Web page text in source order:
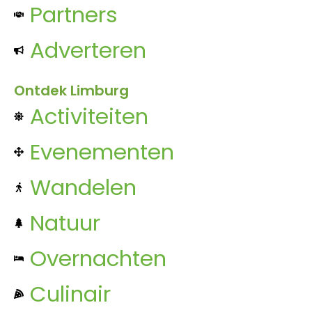
Partners
Adverteren
Ontdek Limburg
Activiteiten
Evenementen
Wandelen
Natuur
Overnachten
Culinair